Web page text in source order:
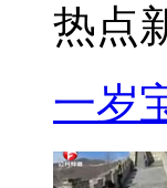
热点
一岁